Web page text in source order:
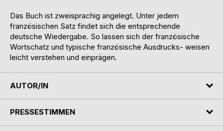
Das Buch ist zweisprachig angelegt. Unter jedem
französischen Satz findet sich die entsprechende
deutsche Wiedergabe. So lassen sich der französische
Wortschatz und typische französische Ausdrucks- weisen
leicht verstehen und einprägen.
AUTOR/IN
PRESSESTIMMEN